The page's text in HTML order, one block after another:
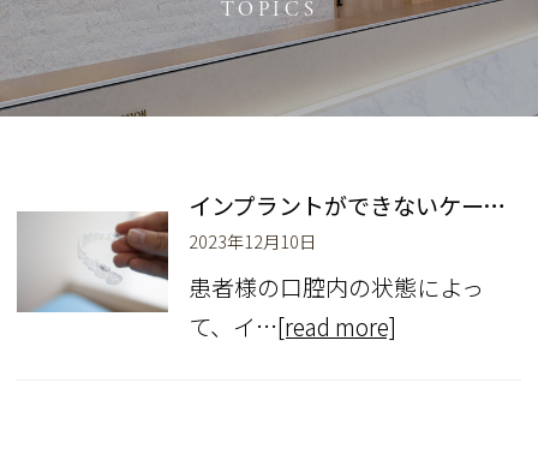
TOPICS
インプラントができないケースとは？
2023年12月10日
患者様の口腔内の状態によっ
て、イ…[read more]